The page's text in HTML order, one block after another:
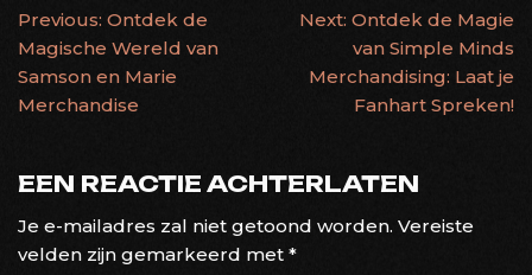
BERICHTNAVIGATIE
Previous: Ontdek de
Magische Wereld van
Samson en Marie
Merchandise
Next: Ontdek de Magie
van Simple Minds
Merchandising: Laat je
Fanhart Spreken!
EEN REACTIE ACHTERLATEN
Je e-mailadres zal niet getoond worden. Vereiste
velden zijn gemarkeerd met *